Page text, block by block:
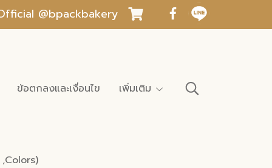
@bpackbakery
ข้อตกลงและเงื่อนไข เพิ่มเติม